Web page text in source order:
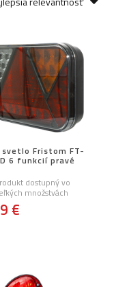
svetlo Fristom FT-
6 funkcií pravé
dostupný vo
množstvách
€